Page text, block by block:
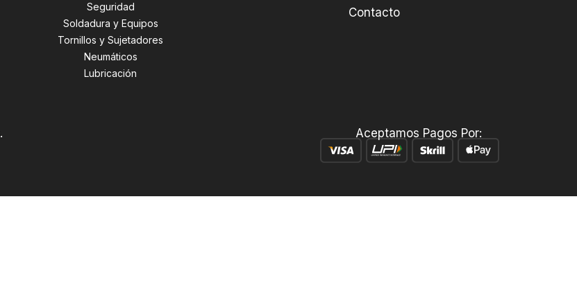
Seguridad
Soldadura y Equipos
Tornillos y Sujetadores
Neumáticos
Lubricación
Contacto
Aceptamos Pagos Por: